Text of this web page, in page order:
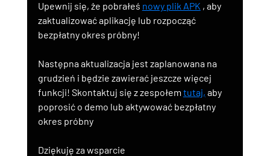
Upewnij się, że pobrałeś nowy plik APK , aby
zaktualizować aplikację lub rozpocząć
bezpłatny okres próbny!
Następna aktualizacja jest zaplanowana na
grudzień i będzie zawierać jeszcze więcej
funkcji! Skontaktuj się z zespołem tutaj, aby
poprosić o demo lub aktywować bezpłatny
okres próbny
Dziękuję za wsparcie